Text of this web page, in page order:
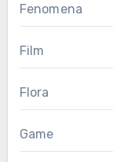
Fenomena
Film
Flora
Game